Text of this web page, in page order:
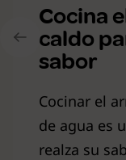
Cocina
caldo
sabor
Cocinar el
de agua es
realza su